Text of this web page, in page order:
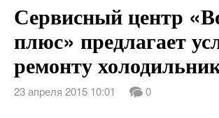
О наших
Контакты
Вопрос-ответ
Сервисный центр
плюс» предлагает
ремонту
23 апреля 2015 10:01 0